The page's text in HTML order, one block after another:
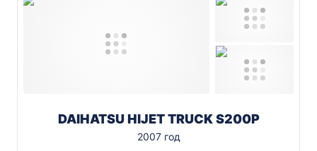
DAIHATSU HIJET TRUCK S200P
2007 год